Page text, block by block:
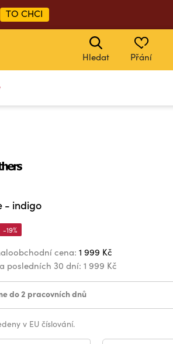
TO CHCI
Hledat Přání
- indigo
-19%
cena: 1 999 Kč
posledních 30 dní: 1 999 Kč
do 2 pracovních dnů
v EU číslování.